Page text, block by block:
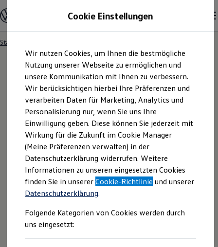
Hauptinhalt
springen
Footer
springen
Modelle & Konfigurator
Nutzfahrzeugkategorien entdecken
Modelle konfigurieren
Vorgängermodelle und Oldtimer
Vorgängermodelle
Oldtimer
Bulli Historie
Branchenlösungen & Gewerbekunden
Umbaulösungen und Hersteller finden
Auf- und Umbauten entdecken & konfigurieren
Groß- und Sonderkunden
Großkunden
Kommunen & Behörden
Journalisten
Sportvereine
Branchenlösungen
Bau & Handwerk
Gewerbliche Personenbeförderung
Service & mobile Werkstätten
Kurier, Logistik & Handel
Feuerwehr
Rettungsdienste
ONE Business ID Vorteile
Fahrzeugsuche & Marktplatz
Startseite
19 Modelle
Der neue Caddy
Cookie Einstellungen
Wir nutzen Cookies, um Ihnen die bestmögliche
Nutzung unserer Webseite zu ermöglichen und
unsere Kommunikation mit Ihnen zu verbessern.
Wir berücksichtigen hierbei Ihre Präferenzen und
verarbeiten Daten für Marketing, Analytics und
Personalisierung nur, wenn Sie uns Ihre
Einwilligung geben. Diese können Sie jederzeit mit
Wirkung für die Zukunft im Cookie Manager
(Meine Präferenzen verwalten) in der
Datenschutzerklärung widerrufen. Weitere
Informationen zu unseren eingesetzten Cookies
finden Sie in unsererCookie-Richtlinie und unserer
Datenschutzerklärung.
Folgende Kategorien von Cookies werden durch
uns eingesetzt: